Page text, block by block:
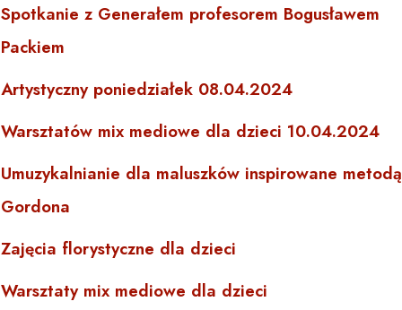
Spotkanie z Generałem profesorem Bogusławem
Packiem
Artystyczny poniedziałek 08.04.2024
Warsztatów mix mediowe dla dzieci 10.04.2024
Umuzykalnianie dla maluszków inspirowane metodą
Gordona
Zajęcia florystyczne dla dzieci
Warsztaty mix mediowe dla dzieci